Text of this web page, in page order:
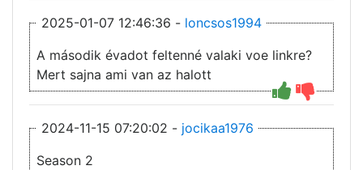
2025-01-07 12:46:36 - loncsos1994
A második évadot feltenné valaki voe linkre?
Mert sajna ami van az halott
2024-11-15 07:20:02 - jocikaa1976
Season 2